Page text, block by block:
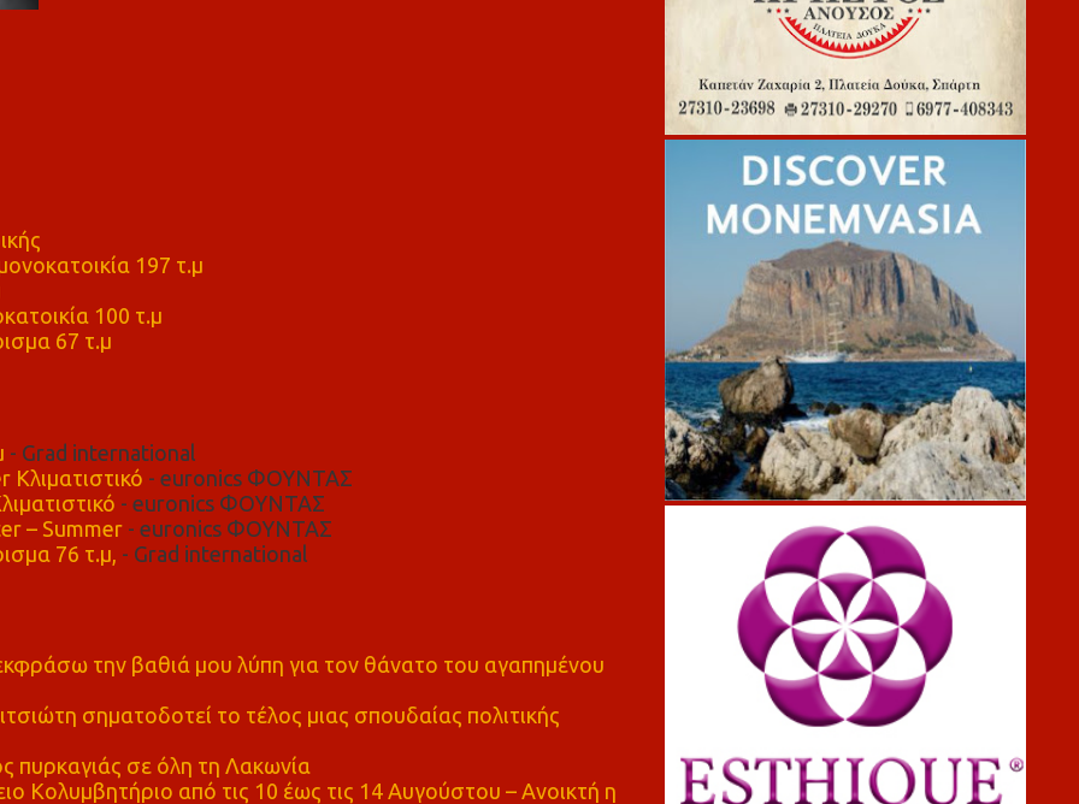
197 τ.μ
100 τ.μ
67 τ.μ
- Grad international
- euronics ΦΟΥΝΤΑΣ
- euronics ΦΟΥΝΤΑΣ
– Summer- euronics ΦΟΥΝΤΑΣ
76 τ.μ, - Grad international
την βαθιά μου λύπη για τον θάνατο του αγαπημένου
σηματοδοτεί το τέλος μιας σπουδαίας πολιτικής
πυρκαγιάς σε όλη τη Λακωνία
Κολυμβητήριο από τις 10 έως τις 14 Αυγούστου – Ανοικτή η